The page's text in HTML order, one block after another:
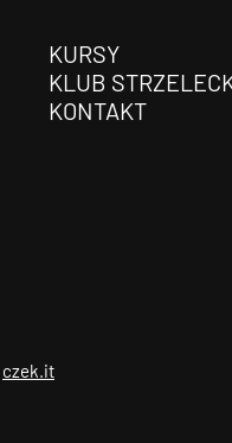
KURSY
KLUB
KONTAKT
czek.it